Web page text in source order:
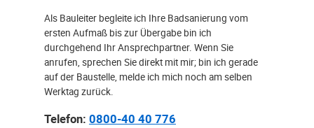
Als Bauleiter begleite ich Ihre Badsanierung vom
ersten Aufmaß bis zur Übergabe bin ich
durchgehend Ihr Ansprechpartner. Wenn Sie
anrufen, sprechen Sie direkt mit mir; bin ich gerade
auf der Baustelle, melde ich mich noch am selben
Werktag zurück.
Telefon: 0800-40 40 776